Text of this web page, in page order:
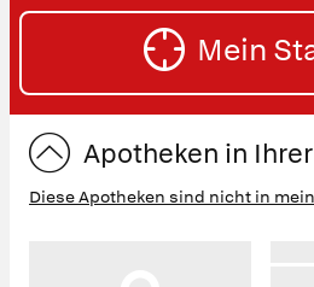
Straße
Mein
Apotheken in
Diese Apotheken sind nicht in